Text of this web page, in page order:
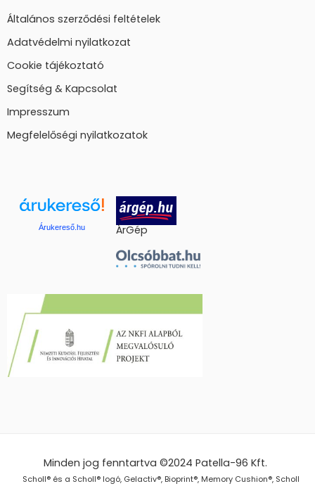
Általános szerződési feltételek
Adatvédelmi nyilatkozat
Cookie tájékoztató
Segítség & Kapcsolat
Impresszum
Megfelelőségi nyilatkozatok
Árukereső.hu ÁrGép
Minden jog fenntartva ©2024Patella-96 Kft.
Scholl® és a Scholl® logó, Gelactiv®, Bioprint®, Memory Cushion®, Scholl